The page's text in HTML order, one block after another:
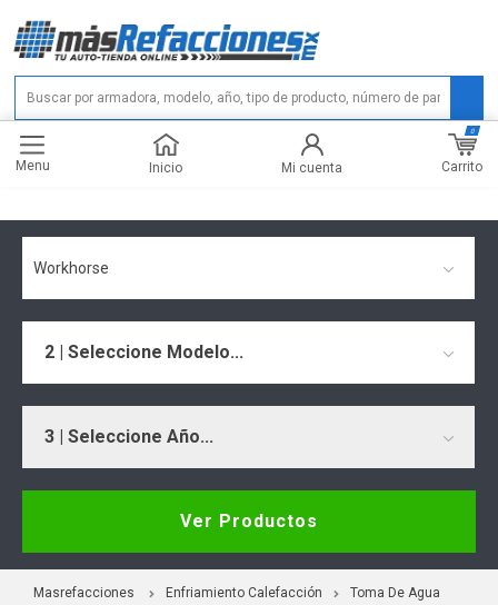
Menu Inicio Mi cuenta Carrito
0
Workhorse
2 | Seleccione Modelo...
3 | Seleccione Año...
Ver Productos
Masrefacciones Enfriamiento Calefacción
Toma De Agua